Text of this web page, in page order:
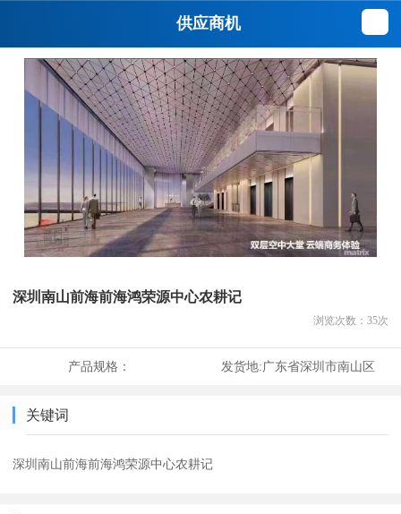
供应商机
深圳南山前海前海鸿荣源中心农耕记
浏览次数： 35次
产品规格： 发货地:广东省深圳市南山区
关键词
深圳南山前海前海鸿荣源中心农耕记